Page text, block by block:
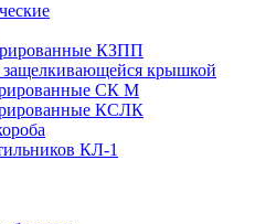
КЗПП
крышкой
СК М
КСЛК
КЛ-1